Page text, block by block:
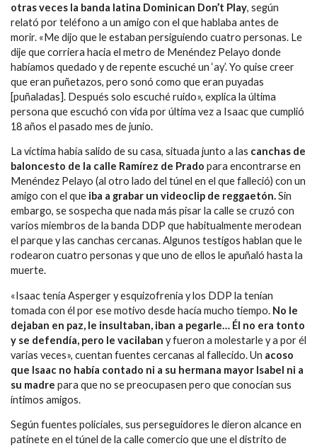
otras veces la banda latina Dominican Don’t Play, según
relató por teléfono a un amigo con el que hablaba antes de
morir. «Me dijo que le estaban persiguiendo cuatro personas. Le
dije que corriera hacia el metro de Menéndez Pelayo donde
habíamos quedado y de repente escuché un ‘ay’. Yo quise creer
que eran puñetazos, pero sonó como que eran puyadas
[puñaladas]. Después solo escuché ruido», explica la última
persona que escuchó con vida por última vez a Isaac que cumplió
18 años el pasado mes de junio.
La víctima había salido de su casa, situada junto a las canchas de
baloncesto de la calle Ramírez de Prado para encontrarse en
Menéndez Pelayo (al otro lado del túnel en el que falleció) con un
amigo con el que iba a grabar un videoclip de reggaetón.Sin
embargo, se sospecha que nada más pisar la calle se cruzó con
varios miembros de la banda DDP que habitualmente merodean
el parque y las canchas cercanas. Algunos testigos hablan que le
rodearon cuatro personas y que uno de ellos le apuñaló hasta la
muerte.
«Isaac tenía Asperger y esquizofrenia y los DDP la tenían
tomada con él por ese motivo desde hacía mucho tiempo. No le
dejaban en paz, le insultaban, iban a pegarle… Él no era tonto
y se defendía, pero le vacilaban y fueron a molestarle y a por él
varias veces», cuentan fuentes cercanas al fallecido. Un acoso
que Isaac no había contado ni a su hermana mayor Isabel ni a
su madre para que no se preocupasen pero que conocían sus
íntimos amigos.
Según fuentes policiales, sus perseguidores le dieron alcance en
patinete en el túnel de la calle comercio que une el distrito de